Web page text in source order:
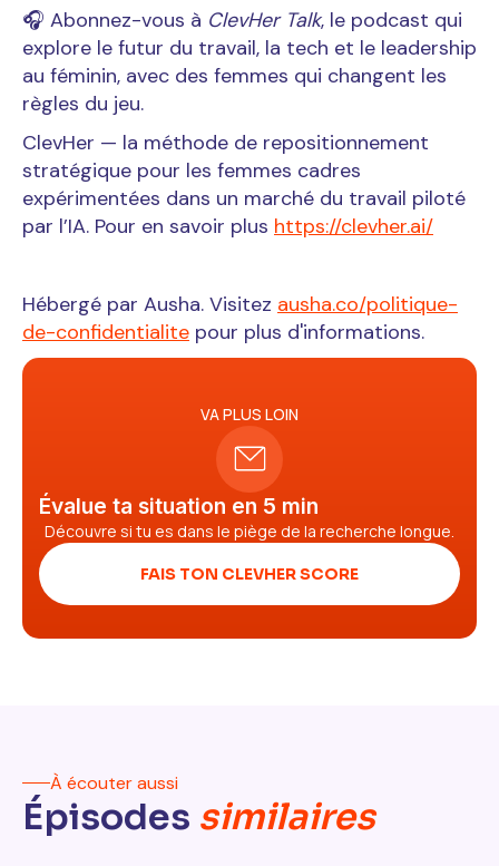
🎧 Abonnez-vous à ClevHer Talk, le podcast qui
explore le futur du travail, la tech et le leadership
au féminin, avec des femmes qui changent les
règles du jeu.
ClevHer — la méthode de repositionnement
stratégique pour les femmes cadres
expérimentées dans un marché du travail piloté
par l’IA. Pour en savoir plus https://clevher.ai/
Hébergé par Ausha. Visitez ausha.co/politique-
de-confidentialite pour plus d'informations.
VA PLUS LOIN
Évalue ta situation en 5 min
Découvre si tu es dans le piège de la recherche longue.
FAIS TON CLEVHER SCORE
À écouter aussi
Épisodes similaires